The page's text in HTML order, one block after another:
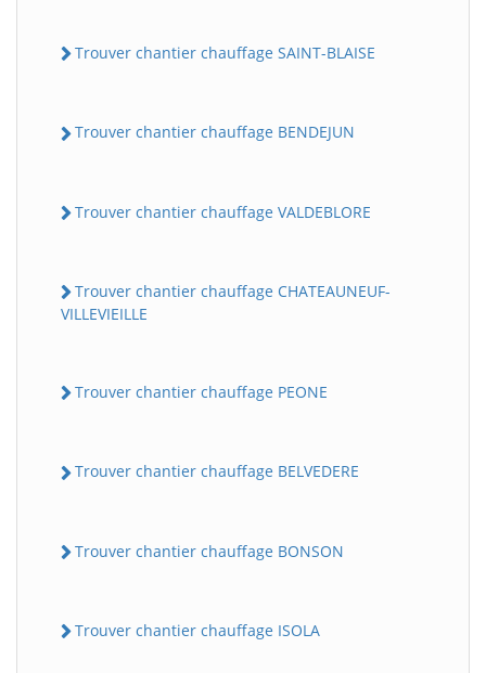
Trouver chantier chauffage SAINT-BLAISE
Trouver chantier chauffage BENDEJUN
Trouver chantier chauffage VALDEBLORE
Trouver chantier chauffage CHATEAUNEUF-
VILLEVIEILLE
Trouver chantier chauffage PEONE
Trouver chantier chauffage BELVEDERE
Trouver chantier chauffage BONSON
Trouver chantier chauffage ISOLA